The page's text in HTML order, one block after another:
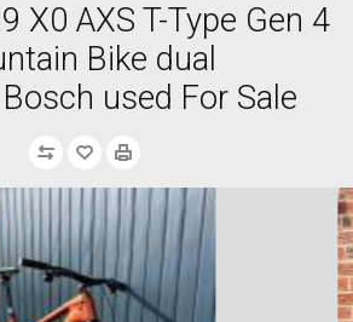
X0 AXS T-Type Gen 4
Bike dual
used For Sale